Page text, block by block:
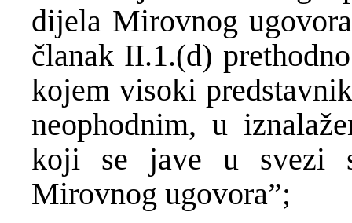
dijela Mirovnog
članak II.1.(d)
kojem visoki
neophodnim, u
koji se jave u svezi
Mirovnog ugovora”;